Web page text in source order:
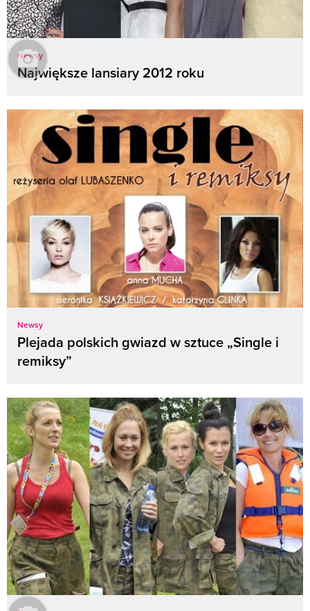
Newsy
Największe lansiary 2012 roku
Newsy
Plejada polskich gwiazd w sztuce „Single i
remiksy”